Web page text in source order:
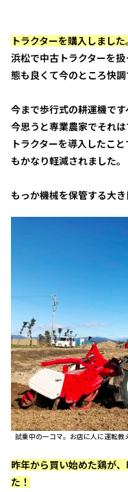
トラクターを購入しました
浜松で中古トラクターを
態も良くて今のところ快調
今まで歩行式の耕運機です
今思うと専業農家でそれは
トラクターを導入したこ
もかなり軽減されました。
もっか機械を保管する大き
試乗中の一コマ。お店に人に運転教
昨年から買い始めた鶏が
た！